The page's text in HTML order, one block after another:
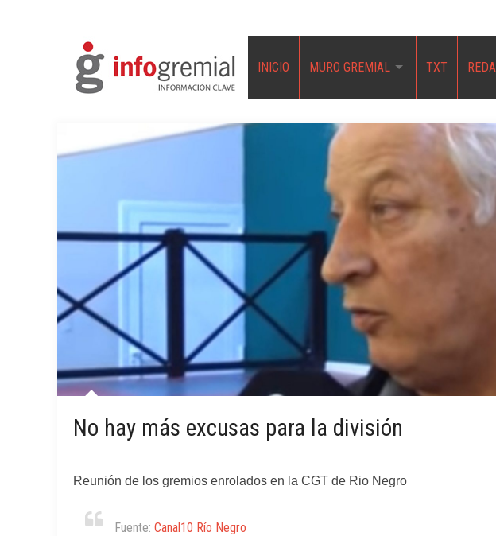
INICIO MURO GREMIAL TXT
No hay más excusas para la división
Reunión de los gremios enrolados en la CGT de Rio Negro
Fuente: Canal10 Río Negro